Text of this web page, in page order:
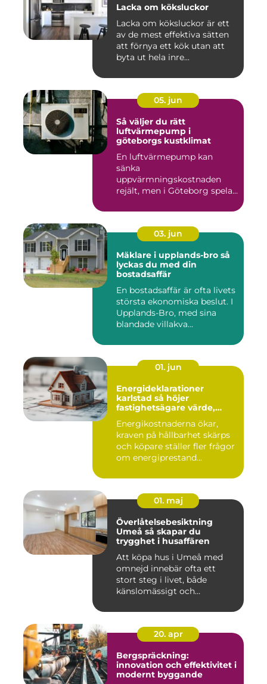
Lacka om köksluckor
Lacka om köksluckor är ett
av de mest effektiva sätten
att förnya ett kök utan att
byta ut hela inre...
05. jun
Så väljer du rätt
luftvärmepump i
göteborgs kustklimat
En luftvärmepump kan
sänka
uppvärmningskostnaden
rejält, men i Göteborg spelar
03. jun
Mäklare i upplands-bro så
lyckas du med din
bostadsaffär
En bostadsaffär är ofta livets
största ekonomiska beslut. I
Upplands-Bro, med sina
blandade villakva...
01. jun
Energideklarationer
karlstad så höjer
fastighetsägare värde,
Energikostnaderna ökar,
kraven på hållbarhet skärps
och köpare ställer fler frågor
om energiprestand...
01. maj
Överlåtelsebesiktning
Umeå så skapar du
trygghet i husaffären
Att köpa hus i Umeå med
omnejd innebär ofta ett
stort steg i livet, både
känslomässigt och
20. apr
Bergspräckning:
innovation och effektivitet i
modernt byggande